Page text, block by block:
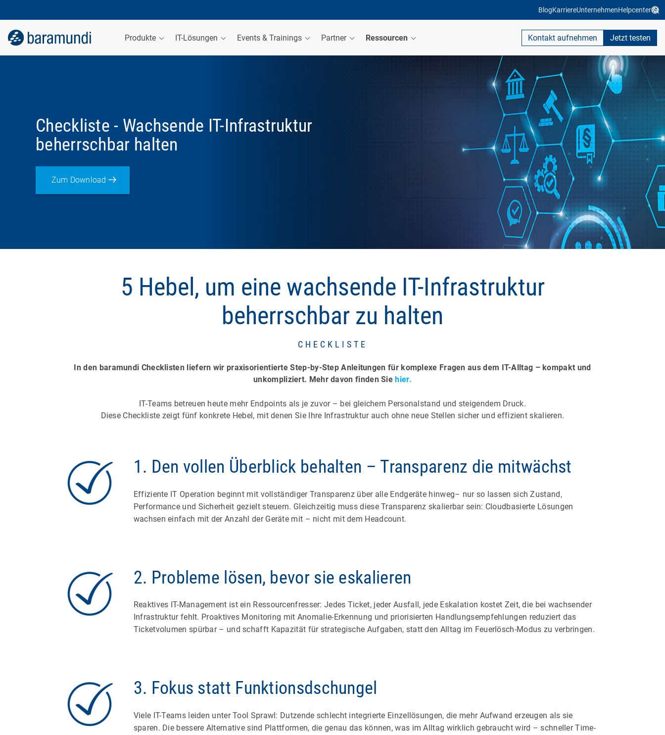
BlogKarriereUnternehmenHelpcenter
Produkte IT-Lösungen Events & Trainings Partner Ressourcen Kontakt aufnehmen Jetzt testen
Checkliste - Wachsende IT-Infrastruktur
beherrschbar halten
Zum Download
5 Hebel, um eine wachsende IT-Infrastruktur
beherrschbar zu halten
CHECKLISTE
In den baramundi Checklisten liefern wir praxisorientierte Step-by-Step Anleitungen für komplexe Fragen aus dem IT-Alltag – kompakt und
unkompliziert. Mehr davon finden Siehier.
IT-Teams betreuen heute mehr Endpoints als je zuvor – bei gleichem Personalstand und steigendem Druck.
Diese Checkliste zeigt fünf konkrete Hebel, mit denen Sie Ihre Infrastruktur auch ohne neue Stellen sicher und effizient skalieren.
1. Den vollen Überblick behalten – Transparenz die mitwächst
Effiziente IT Operation beginnt mit vollständiger Transparenz über alle Endgeräte hinweg– nur so lassen sich Zustand,
Performance und Sicherheit gezielt steuern. Gleichzeitig muss diese Transparenz skalierbar sein: Cloudbasierte Lösungen
wachsen einfach mit der Anzahl der Geräte mit – nicht mit dem Headcount.
2. Probleme lösen, bevor sie eskalieren
Reaktives IT-Management ist ein Ressourcenfresser: Jedes Ticket, jeder Ausfall, jede Eskalation kostet Zeit, die bei wachsender
Infrastruktur fehlt. Proaktives Monitoring mit Anomalie-Erkennung und priorisierten Handlungsempfehlungen reduziert das
Ticketvolumen spürbar – und schafft Kapazität für strategische Aufgaben, statt den Alltag im Feuerlösch-Modus zu verbringen.
3. Fokus statt Funktionsdschungel
Viele IT-Teams leiden unter Tool Sprawl: Dutzende schlecht integrierte Einzellösungen, die mehr Aufwand erzeugen als sie
sparen. Die bessere Alternative sind Plattformen, die genau das können, was im Alltag wirklich gebraucht wird – schneller Time-